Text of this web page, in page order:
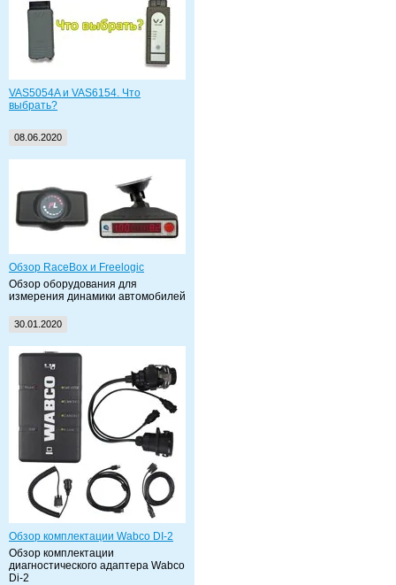
VAS5054A и VAS6154. Что
выбрать?
08.06.2020
Обзор RaceBox и Freelogic
Обзор оборудования для
измерения динамики автомобилей
30.01.2020
Обзор комплектации Wabco DI-2
Обзор комплектации
диагностического адаптера Wabco
Di-2